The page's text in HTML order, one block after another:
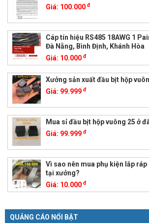
Giá: 100.000 đ
Cáp tín hiệu RS485 18AWG 1
Đà Nẵng, Bình Định, Khánh Hòa
Giá: 10.000 đ
Xưởng sản xuất đầu bịt hộp
Giá: 99.999 đ
Mua sỉ đầu bịt hộp vuông 25 ở
Giá: 99.999 đ
Vì sao nên mua phụ kiện lắp
tại xưởng?
Giá: 10.000 đ
QUẢNG CÁO NỔI BẬT